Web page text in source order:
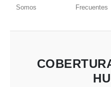
Somos
Frecuentes